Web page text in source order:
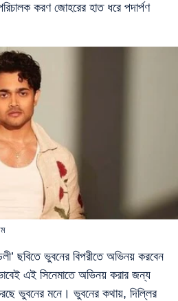
করণ জোহরের হাত ধরে পদার্পণ
ছবিতে ভুবনের বিপরীতে অভিনয় করবেন
এই সিনেমাতে অভিনয় করার জন্য
ভুবনের মনে। ভুবনের কথায়, দিল্লির